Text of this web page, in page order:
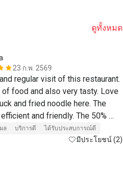
ดูทั้งหมด
23 ก.พ. 2569
regular visit of this restaurant.
of food and also very tasty. Love
and fried noodle here. The
and friendly. The 50%
makes this a very
in a 5 star hotel.
ล บริการดี ได้รับประสบการณ์ดี
มีประโยชน์ (2)